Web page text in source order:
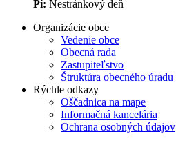
Pi: Nestránkový deň
Organizácie obce
Vedenie obce
Obecná rada
Zastupiteľstvo
Štruktúra obecného úradu
Rýchle odkazy
Oščadnica na mape
Informačná kancelária
Ochrana osobných údajov